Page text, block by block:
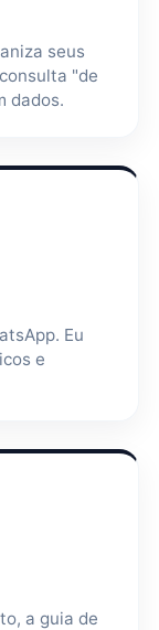
seus
"de
dados.
Eu
e
a guia de